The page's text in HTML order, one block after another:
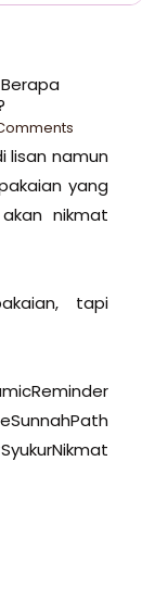
lisan namun
yang
nikmat
tapi